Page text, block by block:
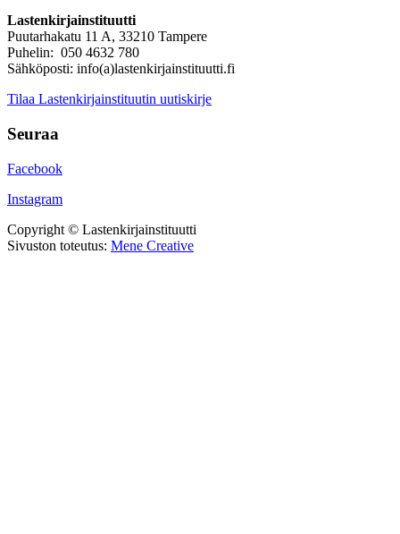
Lastenkirjainstituutti
Puutarhakatu 11 A, 33210 Tampere
Puhelin: 050 4632 780
Sähköposti: info(a)lastenkirjainstituutti.fi
Tilaa Lastenkirjainstituutin uutiskirje
Seuraa
Facebook
Instagram
Copyright © Lastenkirjainstituutti
Sivuston toteutus: Mene Creative